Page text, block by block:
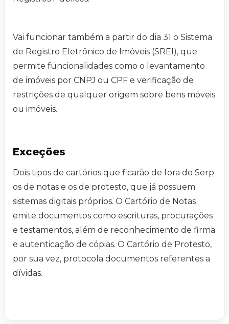
Vai funcionar também a partir do dia 31 o Sistema
de Registro Eletrônico de Imóveis (SREI), que
permite funcionalidades como o levantamento
de imóveis por CNPJ ou CPF e verificação de
restrições de qualquer origem sobre bens móveis
ou imóveis.
Exceções
Dois tipos de cartórios que ficarão de fora do Serp:
os de notas e os de protesto, que já possuem
sistemas digitais próprios. O Cartório de Notas
emite documentos como escrituras, procurações
e testamentos, além de reconhecimento de firma
e autenticação de cópias. O Cartório de Protesto,
por sua vez, protocola documentos referentes a
dívidas.